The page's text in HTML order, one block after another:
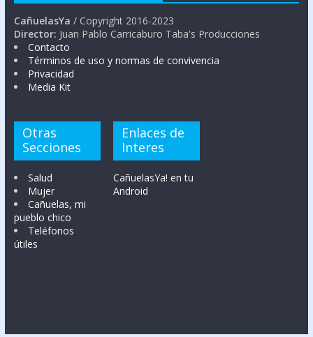
CañuelasYa / Copyright 2016-2023
Director: Juan Pablo Carricaburo Taba's Producciones
Contacto
Términos de uso y normas de convivencia
Privacidad
Media Kit
Otras
Secciones
Salud
Mujer
Cañuelas, mi
pueblo chico
Teléfonos
útiles
Enlaces de
Interes
CañuelasYa! en tu
Android